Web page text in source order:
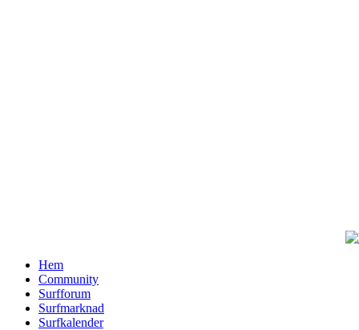
Hem
Community
Surfforum
Surfmarknad
Surfkalender